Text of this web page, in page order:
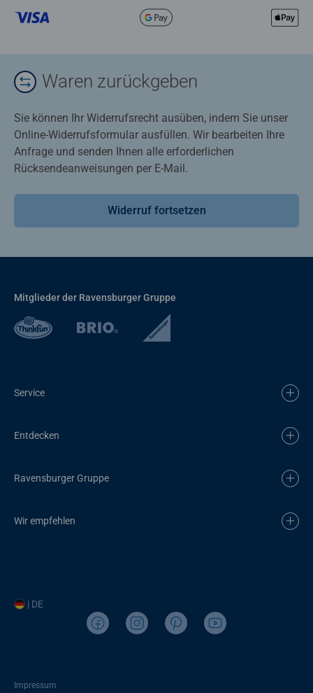
Waren zurückgeben
Sie können Ihr Widerrufsrecht ausüben, indem Sie unser
Online-Widerrufsformular ausfüllen. Wir bearbeiten Ihre
Anfrage und senden Ihnen alle erforderlichen
Rücksendeanweisungen per E-Mail.
Widerruf fortsetzen
Mitglieder der Ravensburger Gruppe
Service
Entdecken
Ravensburger Gruppe
Wir empfehlen
| DE
Impressum